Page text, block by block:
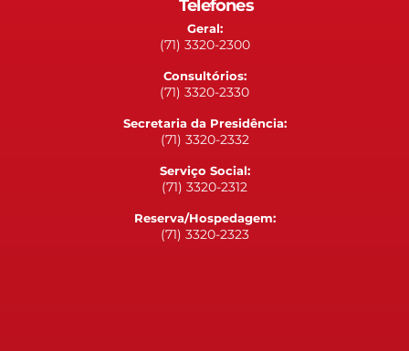
Telefones
Geral:
(71) 3320-2300
Consultórios:
(71) 3320-2330
Secretaria da Presidência:
(71) 3320-2332
Serviço Social:
(71) 3320-2312
Reserva/Hospedagem:
(71) 3320-2323